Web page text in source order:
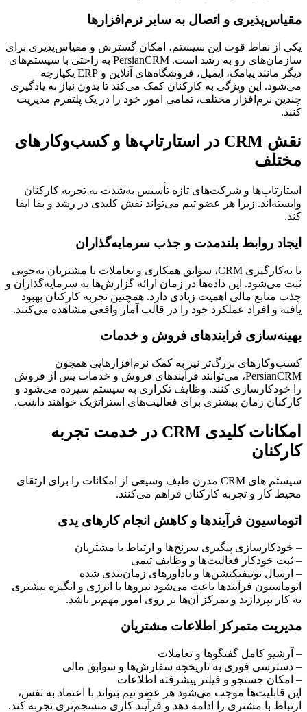
مقیاس‌پذیری و اتصال به سایر نرم‌افزارها
یکی از نقاط قوت این سیستم، امکان گسترش و مقیاس‌پذیری برای
سازمان‌های رو به رشد است. PersianCRM به راحتی با سیستم‌های
دیگر مانند پیامک، ایمیل، فروشگاه‌های آنلاین و ERP یکپارچه
می‌شود. این ویژگی به کارکنان کمک می‌کند تا بدون نیاز به یادگیری
چندین نرم‌افزار مختلف، تمامی امور خود را در یک پلتفرم مدیریت
کنند.
نقش CRM در استارتاپ‌ها و کسب‌وکارهای
مختلف
استارتاپ‌ها و شرکت‌های تازه تأسیس به‌شدت به تجربه کارکنان
وابسته‌اند. زیرا هر عضو تیم می‌تواند نقش کلیدی در رشد و بقا ایفا
کند.
ایجاد روابط بلندمدت و جذب سرمایه‌گذاران
با به‌کارگیری CRM، سوابق همکاری و تعاملات با مشتریان به‌خوبی
ثبت می‌شود. این داده‌ها در زمان ارائه گزارش‌ها به سرمایه‌گذاران و
جذب منابع مالی اهمیت زیادی دارد. همچنین تجربه کارکنان بهبود
یافته و افراد عملکرد خود را در قالب آمار واقعی مشاهده می‌کنند.
بهینه‌سازی فرایندهای فروش و خدمات
کسب‌وکارهای بزرگ‌تر نیز به کمک نرم‌افزارهایی همچون
PersianCRM، می‌توانند فرآیندهای فروش و خدمات پس از فروش
را خودکارسازی کنند. وظایف تکراری به سیستم سپرده می‌شود و
کارکنان زمان بیشتری برای فعالیت‌های استراتژیک خواهند داشت.
امکانات کلیدی CRM در خدمت تجربه
کارکنان
سیستم های CRM مدرن طیف وسیعی از امکانات را برای ارتقای
محیط کار و تجربه کارکنان فراهم می‌کنند.
اتوماسیون فرآیندها و کاهش انجام کارهای یدی
– خودکارسازی پیگیری سرنخ‌ها و ارتباط با مشتریان
– ثبت خودکار فعالیت‌ها و وظایف تیمی
– ارسال نوتیفیکیشن‌ها و یادآورهای زمان‌بندی شده
اتوماسیون فرآیندها باعث می‌شود نیروها با انرژی و انگیزه بیشتری
به کار بپردازند و تمرکز آن‌ها بر روی امور مهم‌تر باشد.
مدیریت متمرکز اطلاعات مشتریان
– آرشیو کامل گفتگوها و تعاملات
– دسترسی فوری به تاریخچه سفارش‌ها و سوابق مالی
– امکان جستجو و فیلتر پیشرفته اطلاعات
این قابلیت‌ها موجب می‌شود هر عضو تیم بتواند با اعتماد به نفس،
ارتباط با مشتری را ادامه دهد و فرآیند کاری منسجم‌تری تجربه کند.